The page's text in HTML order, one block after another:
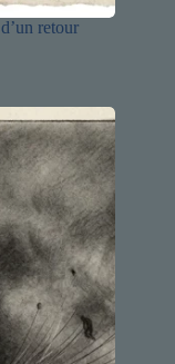
retour